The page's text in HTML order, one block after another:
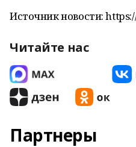
Источник новости:
Читайте нас
Партнеры